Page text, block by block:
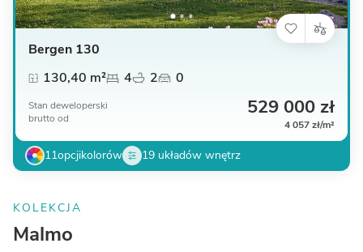
Bergen 130
130,40 m²
4 2 0
Stan deweloperski
brutto od 529 000 zł
4 057 zł/m²
11opcjikolorów 19 układów wnętrz
KOLEKCJA
Malmo